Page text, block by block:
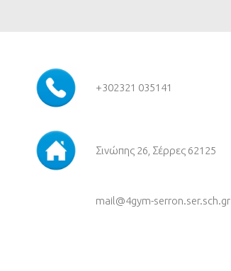
+302321 035141
Σινώπης 26, Σέρρες 62125
mail@4gym-serron.ser.sch.gr